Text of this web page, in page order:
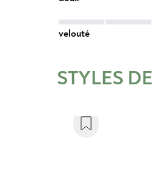
velouté
STYLES